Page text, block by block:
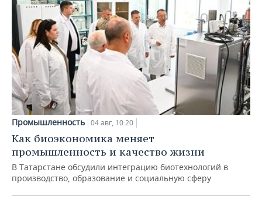
Промышленность 04 авг, 10:20
Как биоэкономика меняет
промышленность и качество жизни
В Татарстане обсудили интеграцию биотехнологий в
производство, образование и социальную сферу